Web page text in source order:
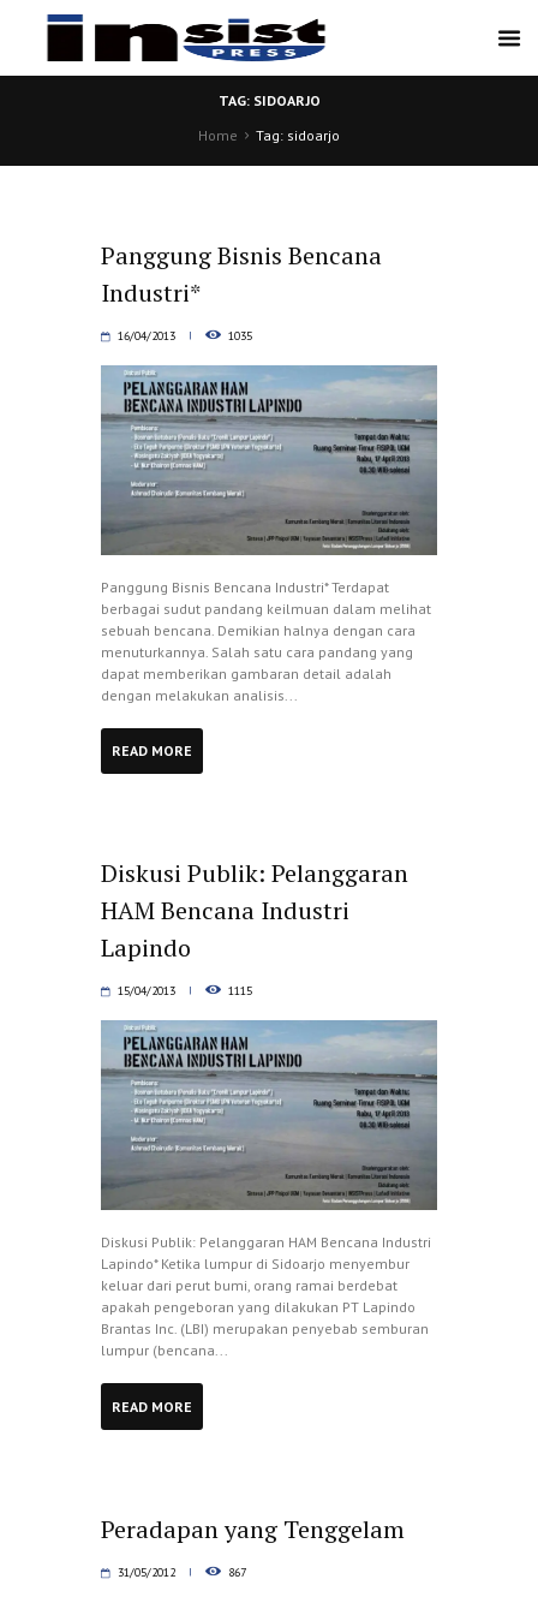
TAG: SIDOARJO
Home
Tag: sidoarjo
Panggung Bisnis Bencana
Industri*
16/04/2013 1035
Panggung Bisnis Bencana Industri* Terdapat
berbagai sudut pandang keilmuan dalam melihat
sebuah bencana. Demikian halnya dengan cara
menuturkannya. Salah satu cara pandang yang
dapat memberikan gambaran detail adalah
dengan melakukan analisis...
READ MORE
Diskusi Publik: Pelanggaran
HAM Bencana Industri
Lapindo
15/04/2013 1115
Diskusi Publik: Pelanggaran HAM Bencana Industri
Lapindo* Ketika lumpur di Sidoarjo menyembur
keluar dari perut bumi, orang ramai berdebat
apakah pengeboran yang dilakukan PT Lapindo
Brantas Inc. (LBI) merupakan penyebab semburan
lumpur (bencana...
READ MORE
Peradapan yang Tenggelam
31/05/2012 867